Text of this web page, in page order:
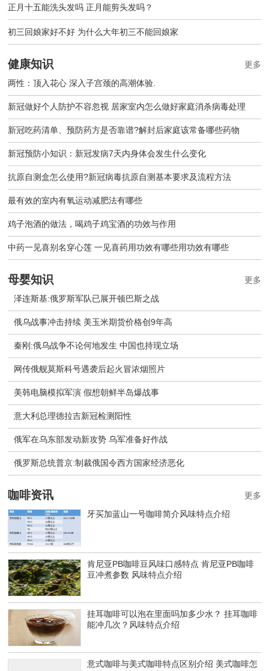
正月十五能洗头发吗 正月能剪头发吗？
初三回娘家好不好 为什么大年初三不能回娘家
健康知识
两性：顶入花心 深入子宫颈的高潮体验.
新冠做好个人防护不容忽视 居家室内怎么做好家庭消杀病毒处理
新冠吃药清单、预防药方是否靠谱?解封后家庭该常备哪些药物
新冠预防小知识：新冠发病7天内身体会发生什么变化
抗原自测盒怎么使用?新冠病毒抗原自测基本要求及流程方法
最有效的室内有氧运动减肥法有哪些
鸡子泡酒的做法，喝鸡子鸡宝酒的功效与作用
中药一见喜别名穿心莲 一见喜药用功效有哪些用功效有哪些
更多
母婴知识
泽连斯基:俄罗斯军队已展开顿巴斯之战
俄乌战事冲击持续 美玉米期货价格创9年高
秦刚:俄乌战争不论何地发生 中国也持现立场
网传俄舰莫斯科号遇袭后起火冒浓烟照片
美韩电脑模拟军演 假想朝鲜半岛爆战事
意大利总理德拉吉新冠检测阳性
俄军在乌东部发动新攻势 乌军准备好作战
​俄罗斯总统普京:制裁俄国令西方国家经济恶化
更多
咖啡资讯
牙买加蓝山一号咖啡简介风味特点介绍
肯尼亚PB咖啡豆风味口感特点 肯尼亚PB咖啡
豆冲煮参数 风味特点介绍
挂耳咖啡可以泡在里面吗加多少水？ 挂耳咖啡
能冲几次？风味特点介绍
意式咖啡与美式咖啡特点区别介绍 美式咖啡怎
更多